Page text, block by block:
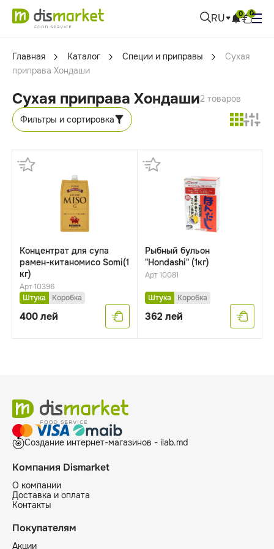
RU 0 0
Главная Каталог Специи и приправы
Сухая
приправа Хондаши
Сухая приправа Хондаши2 товаров
Фильтры и сортировка
Концентрат для супа
рамен-китаномисо Somi(1
кг)
Арт 10396
Штука
Коробка
400лей
Рыбный бульон
"Hondashi" (1кг)
Арт 10081
Штука Коробка
362 лей
Создание интернет-магазинов - ilab.md
Компания Dismarket
О компании
Доставка и оплата
Контакты
Покупателям
Акции